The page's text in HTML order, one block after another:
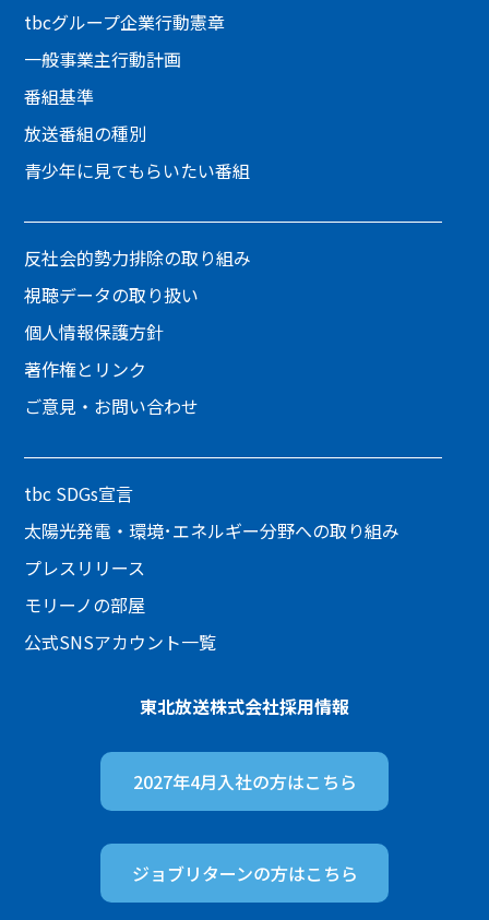
tbcグループ企業行動憲章
一般事業主行動計画
番組基準
放送番組の種別
青少年に見てもらいたい番組
反社会的勢力排除の取り組み
視聴データの取り扱い
個人情報保護方針
著作権とリンク
ご意見・お問い合わせ
tbc SDGs宣言
太陽光発電・環境･エネルギー分野への取り組み
プレスリリース
モリーノの部屋
公式SNSアカウント一覧
東北放送株式会社採用情報
2027年4月入社の方はこちら
ジョブリターンの方はこちら